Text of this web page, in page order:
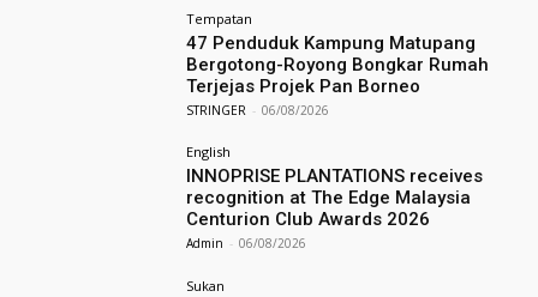
Tempatan
47 Penduduk Kampung Matupang
Bergotong-Royong Bongkar Rumah
Terjejas Projek Pan Borneo
STRINGER - 06/08/2026
English
INNOPRISE PLANTATIONS receives
recognition at The Edge Malaysia
Centurion Club Awards 2026
Admin - 06/08/2026
Sukan